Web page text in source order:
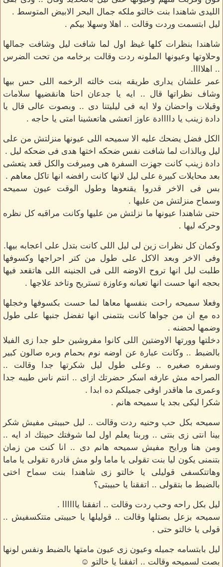
الليدى شاهندا بنت خالتو ملكه جمال البحر الابيض المتوسط .
ليل ابتسمت وردت وقالت .. اهلا وسهلا بيكم .
شاهندا بنظرات كلها غيظ اول لما شافت ليل وشافت جمالها
وحلاوتها وعيونها الملونه ردت وقالت برخامه من تحت الضرس
.. اهلاااا.
عمر علشان يدارى طريقه بنت خالته الرخمه اللى حس بيها
وشاف نظراتها قال .. ايه يا جدعان احنا هانقضيها سلامات
وقبلات واحضان ولا ايه فى ليليتنا دى .. وبصوت عالى قال يا
دادة زينب يا داااادة عاوز اتعشى هاتعشينا امتى يا حاجه .
الكل فضل يضحك عليه الا سميحه اللى عيونها منزلتش من على
ليل وبالذات لما شافت نفس ضحكه اختها هدى فى ضحكه ليل .
دادة زينب كانت جهزت السفرة هى وميرفت والكل قعد يتعشى
بعد محايلات كبيرة على ليل لانها كانت رافضه انها تاكل معاهم .
بس فى الاخر قدروا يقنعوها وطول الوقت عيون سميحه
وسماح منزلتش من عليها .
حتى شاهندا عيونها ما نزلتش من عليها وكانت مراقبه كل نظره
وحركه ليها .
وكمان كل نظرات زين لى ليل اللى كانت بتدل على اعجابه بيها.
وفى الاخر وبعد الاكل على طول من كتر احراجها وكسوفها
طلبت ليل انها تروح الاوضه اللى فى الجنينه اللى هاتقعد فيها
بحجه انها حست انها تعبانه وعاوزة تستريح وتاخد علاجها .
وفعلا سميحه راحت بنفسها معاها لما حست بكسوفها وخجلها
ده مع ان من جواها كانت بتتمنى انها تفضل جنبها على طول
وضمها لحضنه .
دخلتها وورتها الاوضتين اللى كانوا مفروشين حلو جدا زى الفيلا
بالضبط .. وكانت عبارة عن اوضه نوم بحمام وبره صالون كبير
وسفره صغيره .. وعلى طول ليل شكرتها جدا وقالت ..
الصراحه مش عارفه اسكر حضرتك ازاى .. انتم ناس طيبه جدا
وعمرى ما هاقدر اوفى جميلكم ده ابدا .
شكرا ليكى بجد يا سميحه هانم .
سميحه بكل حب وحنيه ردت وقالت .. ليل حبيبتى مفيش شكر
بينا انتى زى بنتى .. وربنا يعلم اول لما شوفتك حبيتك اد ايه ..
ومن هنا ورايح مفيش سميحه هانم دى .. انا كنت من زمان
بتنمنى يكون ليا بنت تقولى يا ماما ولو مش قادرة تقولى يا ماما
وهاتتكسفى قوليلى يا خالتو زى شاهندا بنت سماح اختى
بالضبط ما بتقولى .. اتفقنا يا حبيبتى؟
ليل بكل راحه وحب ردت وقالت .. اتفقنا ياااااا .
سميحه بزعل بصتلها وقالت .. قوليلها يا حبيبتى متتكسفيش ..
قولى يا خالتو حتى .
ليل بابتسامه جميله وعيون زى عيون مامتها بالضبط ونفس لونها
بصت لسميحه وقالت .. اتفقنا يا خالتو ☺